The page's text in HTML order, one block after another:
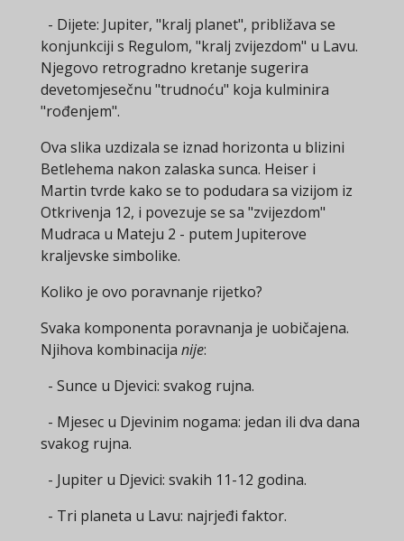
- Dijete: Jupiter, "kralj planet", približava se
konjunkciji s Regulom, "kralj zvijezdom" u Lavu.
Njegovo retrogradno kretanje sugerira
devetomjesečnu "trudnoću" koja kulminira
"rođenjem".
Ova slika uzdizala se iznad horizonta u blizini
Betlehema nakon zalaska sunca. Heiser i
Martin tvrde kako se to podudara sa vizijom iz
Otkrivenja 12, i povezuje se sa "zvijezdom"
Mudraca u Mateju 2 - putem Jupiterove
kraljevske simbolike.
Koliko je ovo poravnanje rijetko?
Svaka komponenta poravnanja je uobičajena.
Njihova kombinacija nije:
- Sunce u Djevici: svakog rujna.
- Mjesec u Djevinim nogama: jedan ili dva dana
svakog rujna.
- Jupiter u Djevici: svakih 11-12 godina.
- Tri planeta u Lavu: najrjeđi faktor.